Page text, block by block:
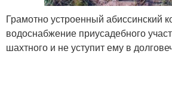
Грамотно устроенный абиссинский
водоснабжение приусадебного
шахтного и не уступит ему в